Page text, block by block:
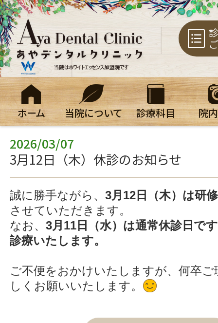
鹿児島市紫
ホーム 当院について 診療科目 院
2026/03/07
3月12日（木）休診のお知らせ
誠に勝手ながら、 3月12日（木）は研
させていただきます。
なお、 3月11日（水）は通常休診日で
診療いたします。
ご不便をおかけいたしますが、何卒
しくお願いいたします。